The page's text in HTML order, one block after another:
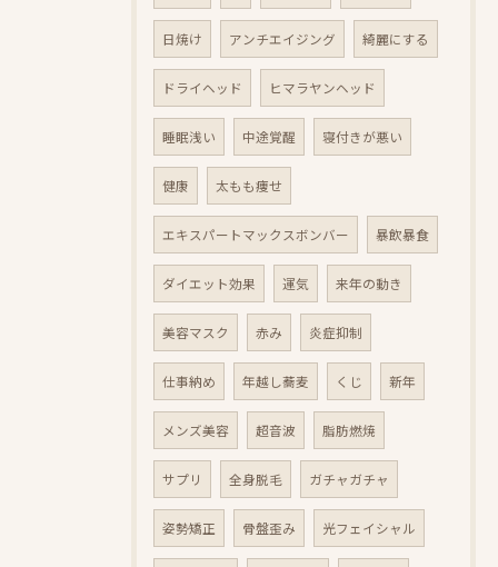
日焼け アンチエイジング 綺麗にする
ドライヘッド ヒマラヤンヘッド
睡眠浅い 中途覚醒 寝付きが悪い
健康 太もも痩せ
エキスパートマックスボンバー 暴飲暴食
ダイエット効果 運気 来年の動き
美容マスク 赤み 炎症抑制
仕事納め 年越し蕎麦 くじ 新年
メンズ美容 超音波 脂肪燃焼
サプリ 全身脱毛 ガチャガチャ
姿勢矯正 骨盤歪み 光フェイシャル